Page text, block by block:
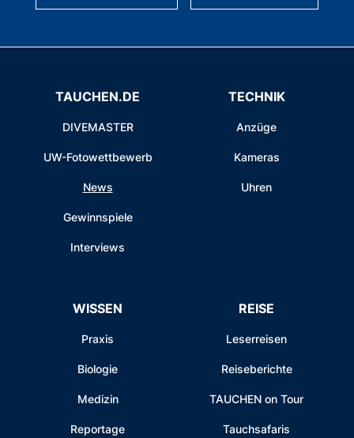
TAUCHEN.DE
DIVEMASTER
UW-Fotowettbewerb
News
Gewinnspiele
Interviews
TECHNIK
Anzüge
Kameras
Uhren
WISSEN
Praxis
Biologie
Medizin
Reportage
REISE
Leserreisen
Reiseberichte
TAUCHEN on Tour
Tauchsafaris